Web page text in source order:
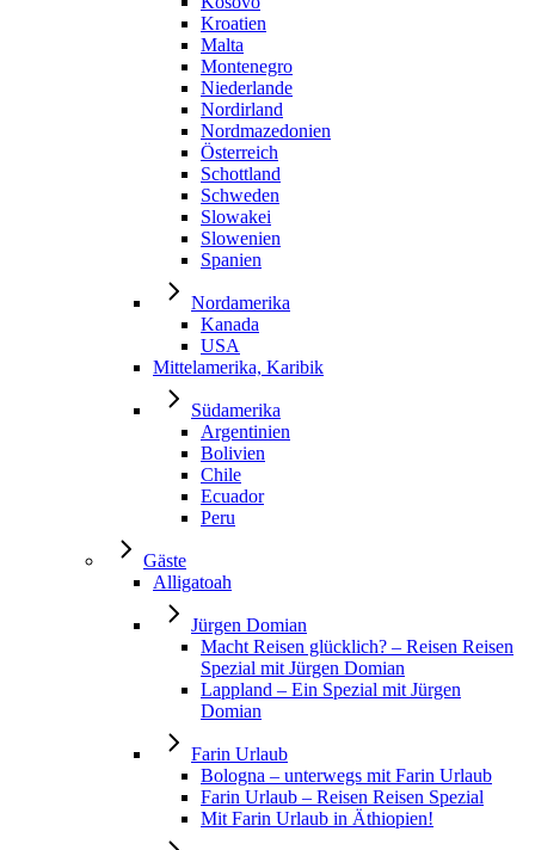
Kroatien
Malta
Montenegro
Niederlande
Nordirland
Nordmazedonien
Österreich
Schottland
Schweden
Slowakei
Slowenien
Spanien
Nordamerika
Kanada
USA
Mittelamerika, Karibik
Südamerika
Argentinien
Bolivien
Chile
Ecuador
Peru
Gäste
Alligatoah
Jürgen Domian
Macht Reisen glücklich? – Reisen Reisen
Spezial mit Jürgen Domian
Lappland – Ein Spezial mit Jürgen
Domian
Farin Urlaub
Bologna – unterwegs mit Farin Urlaub
Farin Urlaub – Reisen Reisen Spezial
Mit Farin Urlaub in Äthiopien!